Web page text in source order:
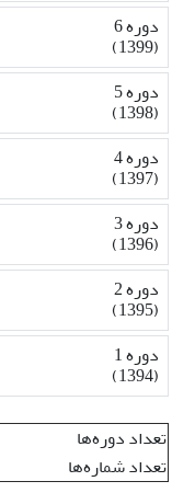
دوره 6
(1399)
دوره 5
(1398)
دوره 4
(1397)
دوره 3
(1396)
دوره 2
(1395)
دوره 1
(1394)
تعداد دوره‌ها
تعداد شماره‌ها